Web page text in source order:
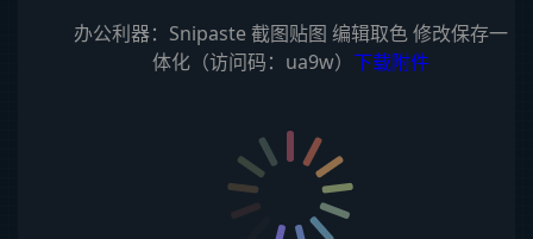
办公利器：Snipaste 截图贴图 编辑取色 修改保存一
体化（访问码：ua9w） 下载附件